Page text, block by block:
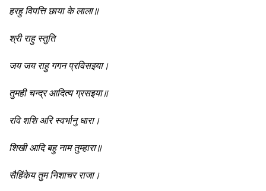
हरहु विपत्ति छाया के लाला॥
श्री राहु स्तुति
जय जय राहु गगन प्रविसइया।
तुमही चन्द्र आदित्य ग्रसइया॥
रवि शशि अरि स्वर्भानु धारा।
शिखी आदि बहु नाम तुम्हारा॥
सैहिंकेय तुम निशाचर राजा।